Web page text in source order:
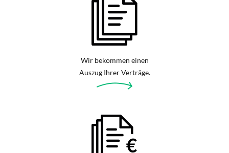
Wir bekommen einen
Auszug Ihrer Verträge.